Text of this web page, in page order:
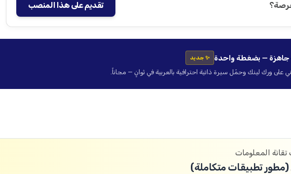
تقديم على هذا المنصب
جاهزة — بضغطة واحدة ✨ جديد
على ورك لينك وحمّل سيرة ذاتية احترافية بالعربية في ثوانٍ — مجاناً.
تقانة المعلومات
تطبيقات متكاملة)